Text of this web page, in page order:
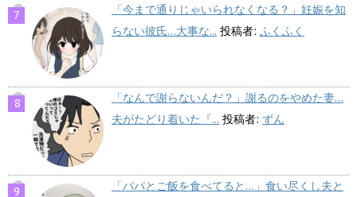
「今まで通りじゃいられなくなる？」妊娠を知
らない彼氏…大事な... 投稿者: ふくふく
「なんで謝らないんだ？」謝るのをやめた妻…
夫がたどり着いた『... 投稿者: ずん
「パパとご飯を食べてると…」食い尽くし夫と